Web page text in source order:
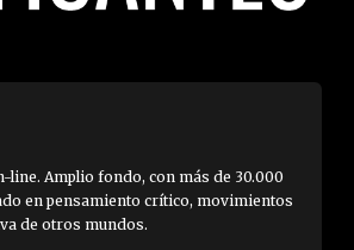
line. Amplio fondo, con más de 30.000
en pensamiento crítico, movimientos
de otros mundos.